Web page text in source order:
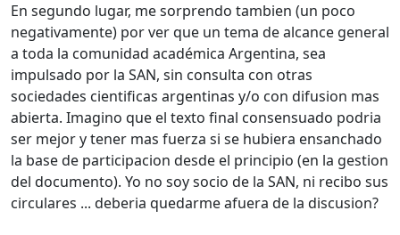
En segundo lugar, me sorprendo tambien (un poco
negativamente) por ver que un tema de alcance general
a toda la comunidad académica Argentina, sea
impulsado por la SAN, sin consulta con otras
sociedades cientificas argentinas y/o con difusion mas
abierta. Imagino que el texto final consensuado podria
ser mejor y tener mas fuerza si se hubiera ensanchado
la base de participacion desde el principio (en la gestion
del documento). Yo no soy socio de la SAN, ni recibo sus
circulares ... deberia quedarme afuera de la discusion?